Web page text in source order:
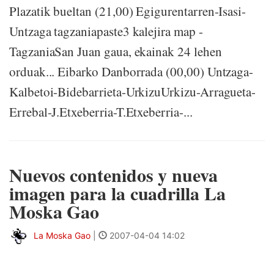
Plazatik bueltan (21,00) Egigurentarren-Isasi-
Untzaga tagzaniapaste3 kalejira map -
TagzaniaSan Juan gaua, ekainak 24 lehen
orduak... Eibarko Danborrada (00,00) Untzaga-
Kalbetoi-Bidebarrieta-UrkizuUrkizu-Arragueta-
Errebal-J.Etxeberria-T.Etxeberria-...
Nuevos contenidos y nueva
imagen para la cuadrilla La
Moska Gao
La Moska Gao 2007-04-04 14:02